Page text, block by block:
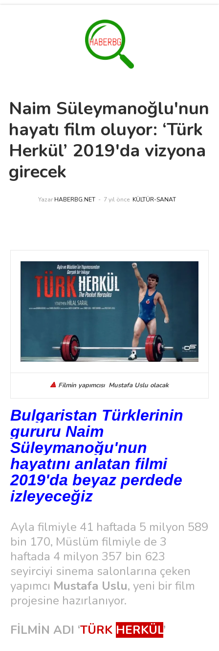
Naim Süleymanoğlu'nun
hayatı film oluyor: ‘Türk
Herkül’ 2019'da vizyona
girecek
Yazar HABERBG.NET 7 yıl önce KÜLTÜR-SANAT
🔺 Filmin yapımcısı Mustafa Uslu olacak
Bulgaristan Türklerinin
gururu Naim
Süleymanoğu'nun
hayatını anlatan filmi
2019'da beyaz perdede
izleyeceğiz
Ayla filmiyle 41 haftada 5 milyon 589
bin 170, Müslüm filmiyle de 3
haftada 4 milyon 357 bin 623
seyirciyi sinema salonlarına çeken
yapımcı Mustafa Uslu, yeni bir film
projesine hazırlanıyor.
FİLMİN ADI ‘TÜRK HERKÜL’